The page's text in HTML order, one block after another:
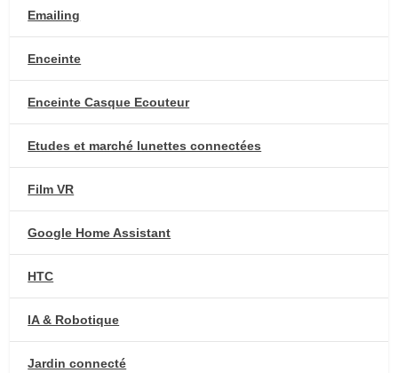
Emailing
Enceinte
Enceinte Casque Ecouteur
Etudes et marché lunettes connectées
Film VR
Google Home Assistant
HTC
IA & Robotique
Jardin connecté